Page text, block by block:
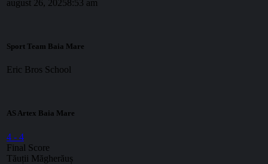
august 26, 20258:53 am
Sport Team Baia Mare
Eric Bros School
AS Artex Baia Mare
4 - 4
Final Score
Tăuții Măgherăuș